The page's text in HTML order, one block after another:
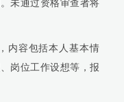
未通过资格审查者将
容包括本人基本情
岗位工作设想等，报